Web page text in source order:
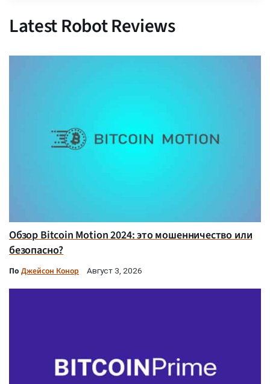
Latest Robot Reviews
Обзор Bitcoin Motion 2024: это мошенничество или
безопасно?
По Джейсон Конор Август 3, 2026